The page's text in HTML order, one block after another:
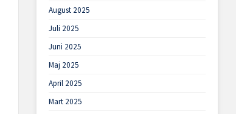
August 2025
Juli 2025
Juni 2025
Maj 2025
April 2025
Mart 2025